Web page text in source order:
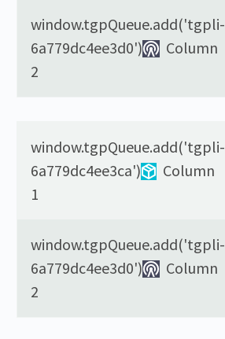
window.tgpQueue.add('tgpli-
6a779dc4ee3d0')
Column
2
window.tgpQueue.add('tgpli-
6a779dc4ee3ca')
Column
1
window.tgpQueue.add('tgpli-
6a779dc4ee3d0')
Column
2